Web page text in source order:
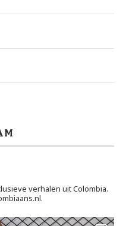
verhalen uit Colombia.